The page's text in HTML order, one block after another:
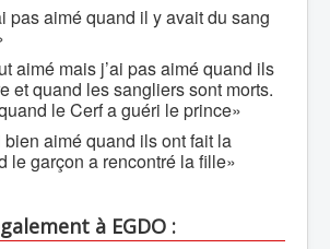
pas aimé quand il y avait du sang
aimé mais j’ai pas aimé quand ils
et quand les sangliers sont morts.
le Cerf a guéri le prince»
bien aimé quand ils ont fait la
le garçon a rencontré la fille»
à EGDO :